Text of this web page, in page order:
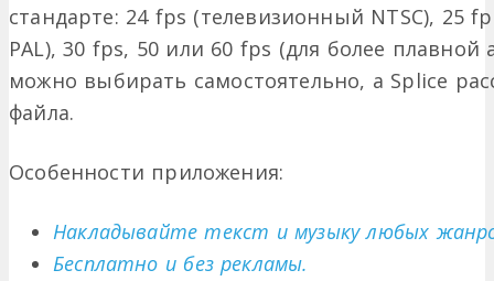
стандарте: 24 fps (телевизионный NTSC), 25
PAL), 30 fps, 50 или 60 fps (для более
можно выбирать самостоятельно, а Splice
файла.
Особенности приложения:
Накладывайте текст и музыку любых
Бесплатно и без рекламы.